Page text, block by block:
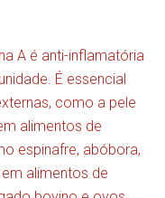
A é anti-inflamatória
É essencial
como a pele
alimentos de
espinafre, abóbora,
alimentos de